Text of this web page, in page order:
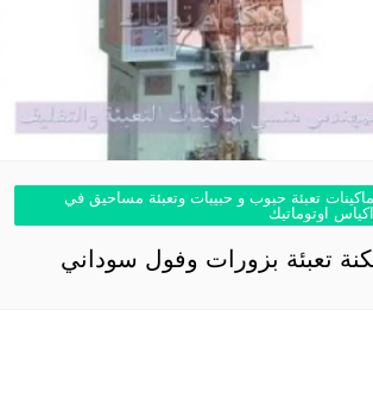
ماكينات تعبئة حبوب و حبيبات وتعبئة مساحيق في
اكياس اوتوماتيك
تعبئة بزورات وفول سوداني